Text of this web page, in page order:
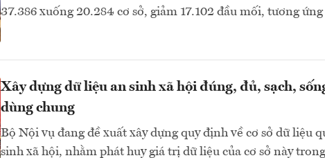
37.386 xuống 20.284 cơ sở, giảm 17.102 đầu mối, tương
Xây dựng dữ liệu an sinh xã hội đúng, đủ, sạch,
dùng chung
Bộ Nội vụ đang đề xuất xây dựng quy định về cơ sở dữ liệu
sinh xã hội, nhằm phát huy giá trị dữ liệu của cơ sở này